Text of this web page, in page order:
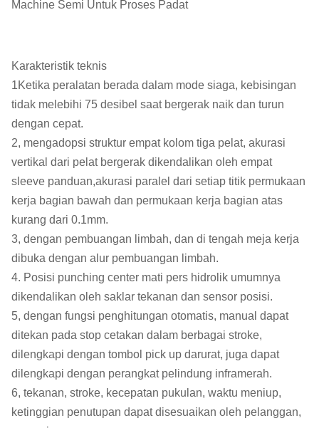
Machine Semi Untuk Proses Padat
Karakteristik teknis
1Ketika peralatan berada dalam mode siaga, kebisingan
tidak melebihi 75 desibel saat bergerak naik dan turun
dengan cepat.
2, mengadopsi struktur empat kolom tiga pelat, akurasi
vertikal dari pelat bergerak dikendalikan oleh empat
sleeve panduan,akurasi paralel dari setiap titik permukaan
kerja bagian bawah dan permukaan kerja bagian atas
kurang dari 0.1mm.
3, dengan pembuangan limbah, dan di tengah meja kerja
dibuka dengan alur pembuangan limbah.
4. Posisi punching center mati pers hidrolik umumnya
dikendalikan oleh saklar tekanan dan sensor posisi.
5, dengan fungsi penghitungan otomatis, manual dapat
ditekan pada stop cetakan dalam berbagai stroke,
dilengkapi dengan tombol pick up darurat, juga dapat
dilengkapi dengan perangkat pelindung inframerah.
6, tekanan, stroke, kecepatan pukulan, waktu meniup,
ketinggian penutupan dapat disesuaikan oleh pelanggan,